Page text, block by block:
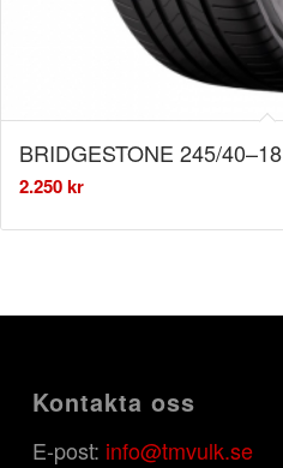
BRIDGESTONE 245/
2.250kr
Kontakta oss
E-post: info@tmvulk.se